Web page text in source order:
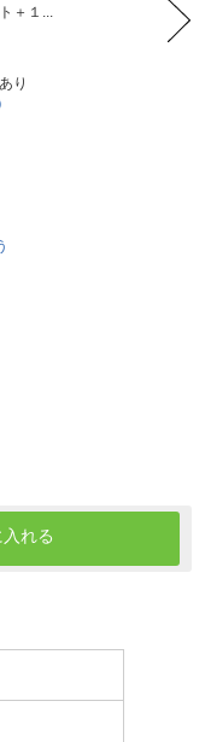
＋１...
り
「脱
2,400円
れる